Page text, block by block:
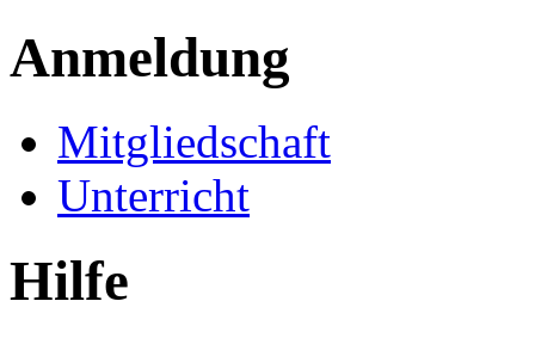
Anmeldung
Mitgliedschaft
Unterricht
Hilfe